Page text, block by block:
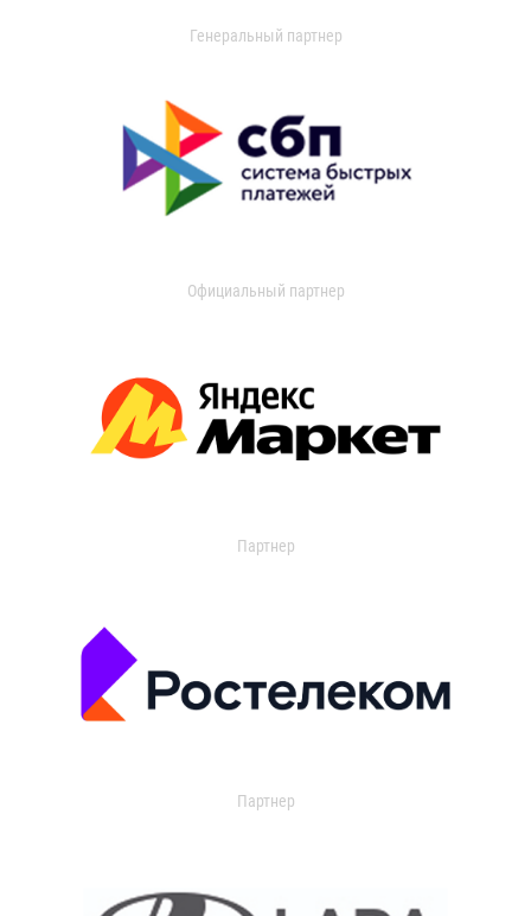
Генеральный партнер
Официальный партнер
Партнер
Партнер